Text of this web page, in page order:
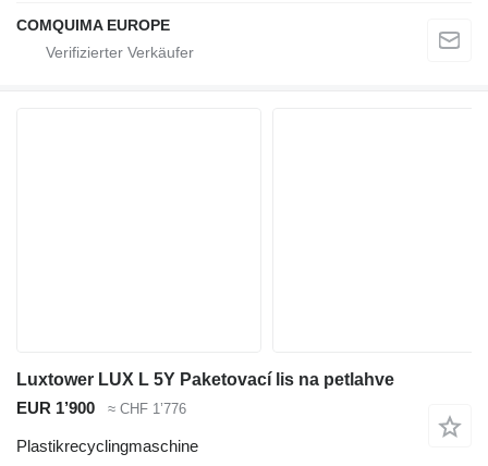
COMQUIMA EUROPE
Luxtower LUX L 5Y Paketovací lis na petlahve
EUR 1’900
≈ CHF 1’776
Plastikrecyclingmaschine